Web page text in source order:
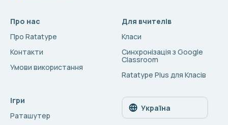
Про нас
Про Ratatype
Контакти
Умови використання
Для вчителів
Класи
Синхронізація з Google
Classroom
Ratatype Plus для Класів
Ігри
Раташутер
Україна